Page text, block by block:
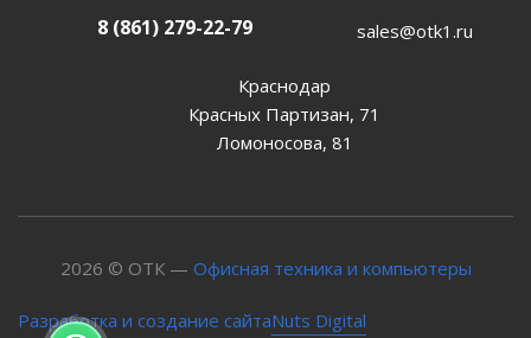
8 (861) 279-22-79 sales@otk1.ru
Краснодар
Красных Партизан, 71
Ломоносова, 81
2026 © ОТК — Офисная техника и компьютеры
Разработка и создание сайтаNuts Digital